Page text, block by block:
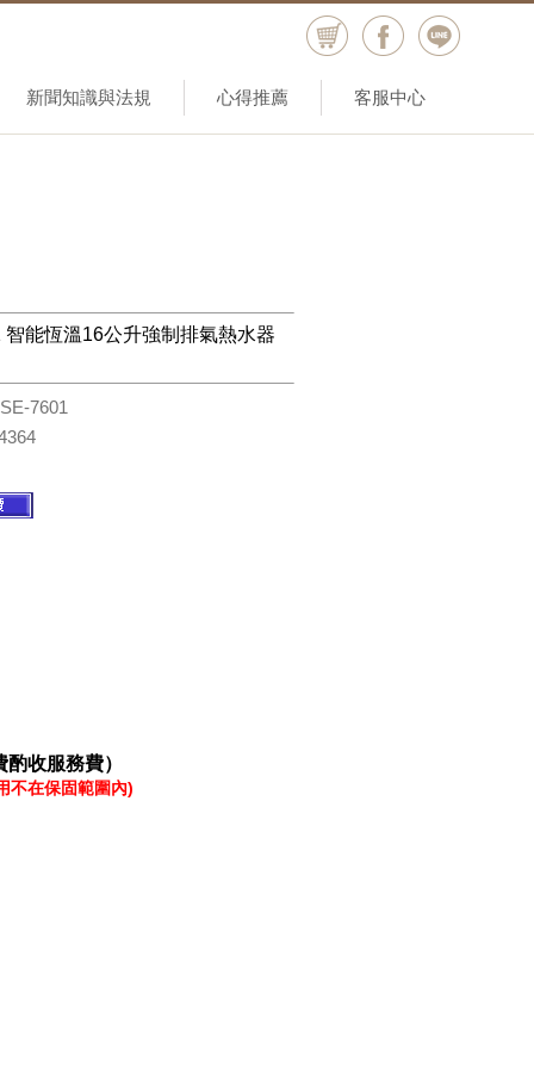
新聞知識與法規 心得推薦 客服中心
能恆溫16公升強制排氣熱水器
7601
收服務費）
不在保固範圍內)